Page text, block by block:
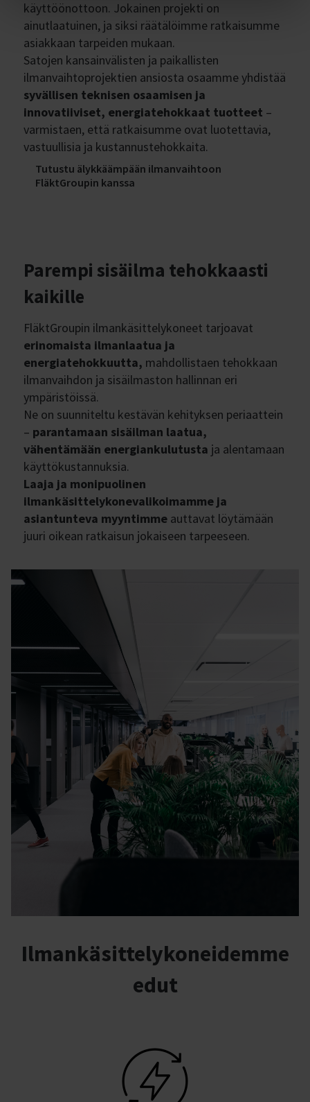
käyttöönottoon. Jokainen projekti on
ainutlaatuinen, ja siksi räätälöimme ratkaisumme
asiakkaan tarpeiden mukaan.
Satojen kansainvälisten ja paikallisten
ilmanvaihtoprojektien ansiosta osaamme yhdistää
syvällisen teknisen osaamisen ja
innovatiiviset, energiatehokkaat tuotteet –
varmistaen, että ratkaisumme ovat luotettavia,
vastuullisia ja kustannustehokkaita.
Tutustu älykkäämpään ilmanvaihtoon
FläktGroupin kanssa
Parempi sisäilma tehokkaasti
kaikille
FläktGroupin ilmankäsittelykoneet tarjoavat
erinomaista ilmanlaatua ja
energiatehokkuutta, mahdollistaen tehokkaan
ilmanvaihdon ja sisäilmaston hallinnan eri
ympäristöissä.
Ne on suunniteltu kestävän kehityksen periaattein
– parantamaan sisäilman laatua,
vähentämään energiankulutusta ja alentamaan
käyttökustannuksia.​
Laaja ja monipuolinen
ilmankäsittelykonevalikoimamme ja
asiantunteva myyntimme auttavat löytämään
juuri oikean ratkaisun jokaiseen tarpeeseen.
Ilmankäsittelykoneidemme
edut